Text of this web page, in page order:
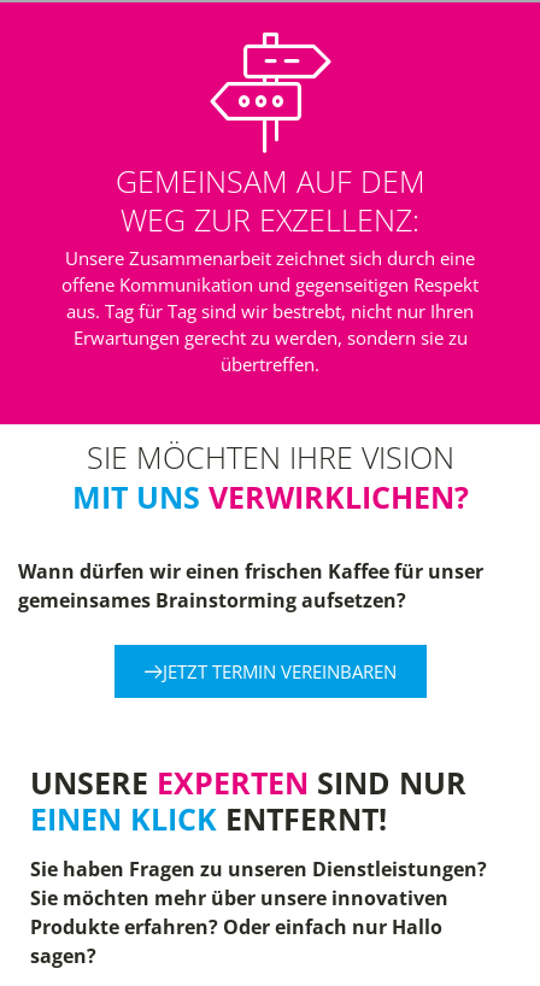
GEMEINSAM AUF DEM
WEG ZUR EXZELLENZ:
Unsere Zusammenarbeit zeichnet sich durch eine
offene Kommunikation und gegenseitigen Respekt
aus. Tag für Tag sind wir bestrebt, nicht nur Ihren
Erwartungen gerecht zu werden, sondern sie zu
übertreffen.
SIE MÖCHTEN IHRE VISION
MIT UNS VERWIRKLICHEN?
Wann dürfen wir einen frischen Kaffee für unser
gemeinsames Brainstorming aufsetzen?
JETZT TERMIN VEREINBAREN
UNSERE EXPERTEN SIND NUR
EINEN KLICK ENTFERNT!
Sie haben Fragen zu unseren Dienstleistungen?
Sie möchten mehr über unsere innovativen
Produkte erfahren? Oder einfach nur Hallo
sagen?